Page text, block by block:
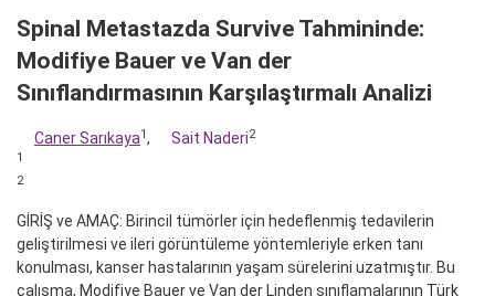
Spinal Metastazda Survive Tahmininde:
Modifiye Bauer ve Van der
Sınıflandırmasının Karşılaştırmalı Analizi
Caner Sarıkaya1, Sait Naderi2
1
2
GİRİŞ ve AMAÇ: Birincil tümörler için hedeflenmiş tedavilerin
geliştirilmesi ve ileri görüntüleme yöntemleriyle erken tanı
konulması, kanser hastalarının yaşam sürelerini uzatmıştır. Bu
çalışma, Modifiye Bauer ve Van der Linden sınıflamalarının Türk